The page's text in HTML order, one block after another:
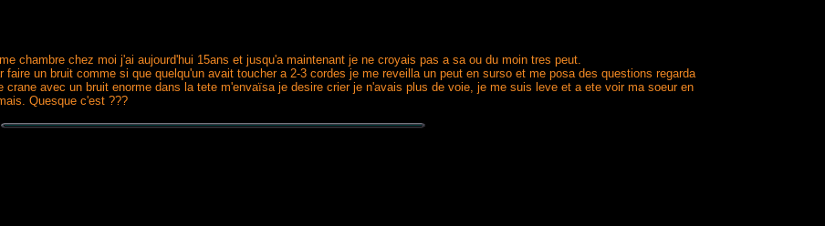
chambre chez moi j'ai aujourd'hui 15ans et jusqu'a maintenant je ne croyais pas a sa ou du moin tres peut.
faire un bruit comme si que quelqu'un avait toucher a 2-3 cordes je me reveilla un peut en surso et me posa des questions regarda
avec un bruit enorme dans la tete m'envaïsa je desire crier je n'avais plus de voie, je me suis leve et a ete voir ma soeur en
Quesque c'est ???